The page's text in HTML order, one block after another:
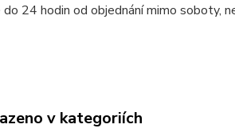
do 24 hodin od objednání mimo soboty,
v kategoriích